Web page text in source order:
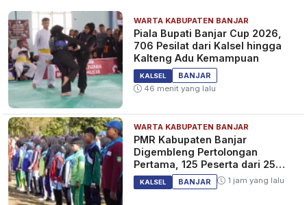
WARTA KABUPATEN BANJAR
Piala Bupati Banjar Cup 2026,
706 Pesilat dari Kalsel hingga
Kalteng Adu Kemampuan
KALSEL
BANJAR
46 menit yang lalu
WARTA KABUPATEN BANJAR
PMR Kabupaten Banjar
Digembleng Pertolongan
Pertama, 125 Peserta dari 25
Sekolah
KALSEL BANJAR 1 jam yang lalu